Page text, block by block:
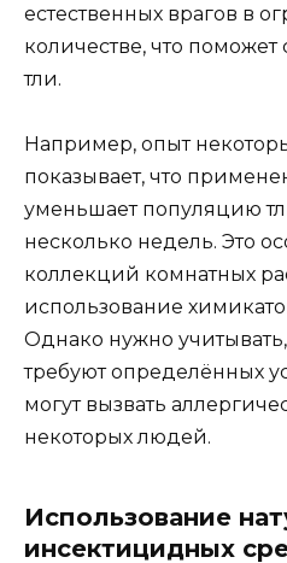
естественных врагов в
количестве, что поможет
тли.
Например, опыт
показывает, что
уменьшает популяцию
несколько недель. Это
коллекций комнатных
использование
Однако нужно
требуют определённых
могут вызвать
некоторых людей.
Использование
инсектицидных